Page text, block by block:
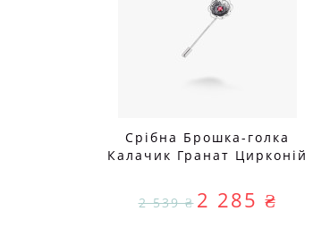
Срібна Брошка-голка
Калачик Гранат Цирконій
2 539 ₴ 2 285 ₴